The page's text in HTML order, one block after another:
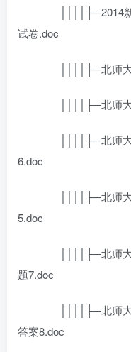
││││├─2014新
试卷.doc
││││├─北师大
││││├─北师大
││││├─北师大
6.doc
││││├─北师大
5.doc
││││├─北师大
题7.doc
││││├─北师大
答案8.doc